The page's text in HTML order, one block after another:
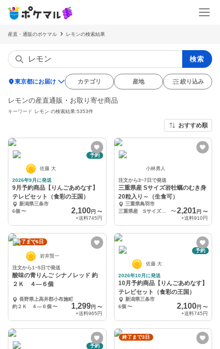
産直・通販のポケマル レモンの検索結果
検索
location_on東京都にお届け カテゴリ 産地 絞り込み
レモンの産直通販・お取り寄せ商品
キーワード レモン の検索結果:5353件
おすすめ順
予約
佐藤 大
2026年9月に発送
9月予約商品【りんごあめなす】
テレビセット（食彩の王国）
新潟県三条市
6個 〜 2,100円 〜
+送料745円
小林勇人
注文から3~7日で発送
三重県産 Sサイズ岩牡蠣のむき身
20粒入り～（生食可）
三重県鳥羽市
三重県産 Sサイズ岩牡蠣 殻無し むき身（約20粒）
〜2,201円 〜
+送料910円
終了まで6日
岩井賢一
注文から1~5日で発送
酸味の青りんご シナノレッド 約
２Ｋ ４―６個
長野県上高井郡小布施町
約２Ｋ ４―６個 〜 1,299円 〜
+送料965円
予約
佐藤 大
2026年10月に発送
10月予約商品【りんごあめなす】
テレビセット（食彩の王国）
新潟県三条市
6個 〜 2,100円 〜
+送料745円
予約
終了まで3日